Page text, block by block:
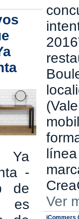
-
de
es
Ver
iCommers